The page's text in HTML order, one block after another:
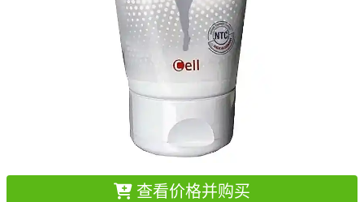
查看价格并购买